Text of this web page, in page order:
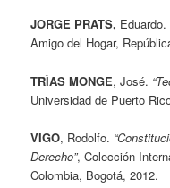
JORGE PRATS, Eduardo.
Amigo del Hogar,
TRÌAS MONGE, José.
Universidad de Puerto
VIGO, Rodolfo.
Derecho”, Colección
Colombia, Bogotá, 2012.